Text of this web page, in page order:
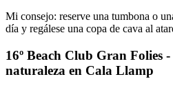
Mi consejo: reserve una tumbona o
día y regálese una copa de cava al
16º Beach Club Gran Folies
naturaleza en Cala Llamp